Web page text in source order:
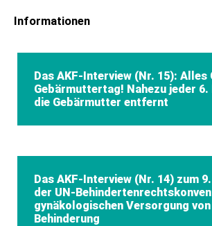
Informationen
Das AKF-Interview (Nr. 15): Alles
Gebärmuttertag! Nahezu jeder 6.
die Gebärmutter entfernt
Das AKF-Interview (Nr. 14) zum
der UN-
gynäkologischen Versorgung
Behinderung